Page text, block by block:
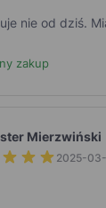
nie od dziś.
zakup
Mierzwiński
2025-